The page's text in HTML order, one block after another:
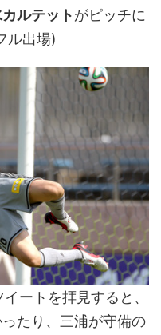
ルテットがピッチに
ル出場)
ートを拝見すると、
たり、三浦が守備の